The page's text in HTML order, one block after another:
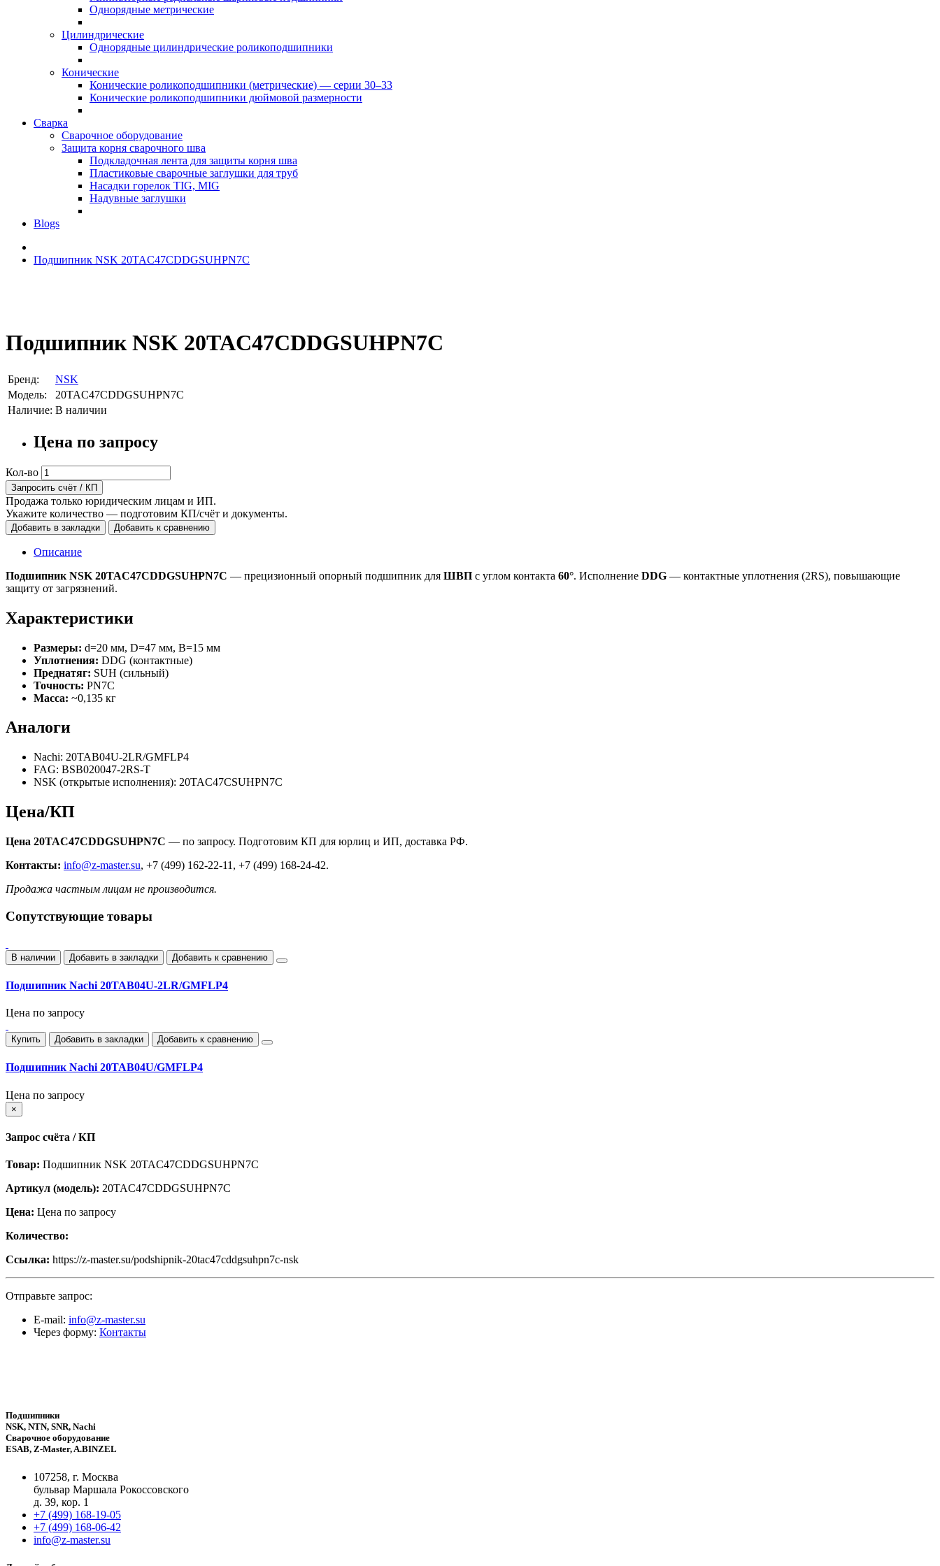
Однорядные метрические
Цилиндрические
Однорядные цилиндрические роликоподшипники
Конические
Конические роликоподшипники (метрические) — серии 30–33
Конические роликоподшипники дюймовой размерности
Сварка
Сварочное оборудование
Защита корня сварочного шва
Подкладочная лента для защиты корня шва
Пластиковые сварочные заглушки для труб
Насадки горелок TIG, MIG
Надувные заглушки
Blogs
Подшипник NSK 20TAC47CDDGSUHPN7C
Подшипник NSK 20TAC47CDDGSUHPN7C
Бренд:
NSK
Модель:
20TAC47CDDGSUHPN7C
Наличие: В наличии
Цена по запросу
Кол-во
Запросить счёт / КП
Продажа только юридическим лицам и ИП.
Укажите количество — подготовим КП/счёт и документы.
Добавить в закладки Добавить к сравнению
Описание
Подшипник NSK 20TAC47CDDGSUHPN7C — прецизионный опорный подшипник для ШВП с углом контакта 60°. Исполнение DDG — контактные уплотнения (2RS), повышающие
защиту от загрязнений.
Характеристики
Размеры: d=20 мм, D=47 мм, B=15 мм
Уплотнения: DDG (контактные)
Преднатяг: SUH (сильный)
Точность: PN7C
Масса: ~0,135 кг
Аналоги
Nachi: 20TAB04U-2LR/GMFLP4
FAG: BSB020047-2RS-T
NSK (открытые исполнения): 20TAC47CSUHPN7C
Цена/КП
Цена 20TAC47CDDGSUHPN7C — по запросу. Подготовим КП для юрлиц и ИП, доставка РФ.
Контакты: info@z-master.su, +7 (499) 162-22-11, +7 (499) 168-24-42.
Продажа частным лицам не производится.
Сопутствующие товары
В наличии Добавить в закладки Добавить к сравнению
Подшипник Nachi 20TAB04U-2LR/GMFLP4
Цена по запросу
Купить Добавить в закладки Добавить к сравнению
Подшипник Nachi 20TAB04U/GMFLP4
Цена по запросу
×
Запрос счёта / КП
Товар: Подшипник NSK 20TAC47CDDGSUHPN7C
Артикул (модель): 20TAC47CDDGSUHPN7C
Цена: Цена по запросу
Количество:
Ссылка: https://z-master.su/podshipnik-20tac47cddgsuhpn7c-nsk
Отправьте запрос:
E-mail: info@z-master.su
Через форму: Контакты
Подшипники
NSK, NTN, SNR, Nachi
Сварочное оборудование
ESAB, Z-Master, A.BINZEL
107258, г. Москва
бульвар Маршала Рокоссовского
д. 39, кор. 1
+7 (499) 168-19-05
+7 (499) 168-06-42
info@z-master.su